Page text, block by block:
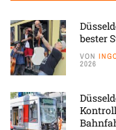
bester
VON
2026